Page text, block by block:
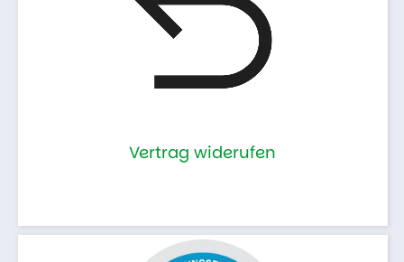
Vertrag widerufen